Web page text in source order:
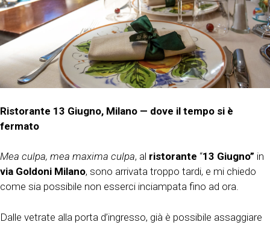
Ristorante 13 Giugno, Milano — dove il tempo si è
fermato
Mea culpa, mea maxima culpa, al ristorante “13 Giugno” in
via Goldoni Milano, sono arrivata troppo tardi, e mi chiedo
come sia possibile non esserci inciampata fino ad ora.
Dalle vetrate alla porta d’ingresso, già è possibile assaggiare